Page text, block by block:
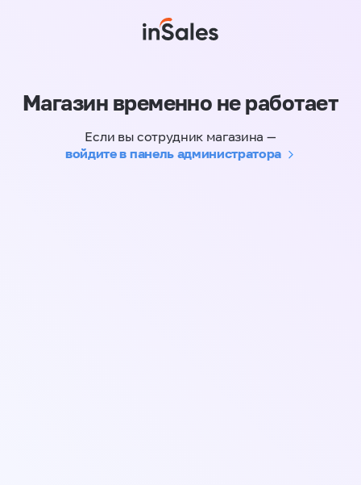
Магазин временно не работает
Если вы сотрудник магазина —
войдите в панель администратора